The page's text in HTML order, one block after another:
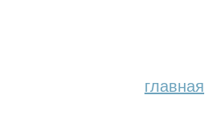
главная